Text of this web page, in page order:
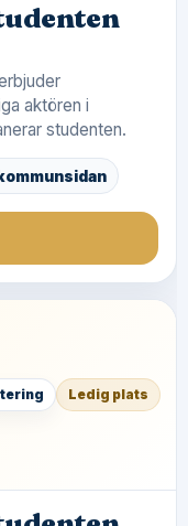
aktören i
studenten.
Ledig plats